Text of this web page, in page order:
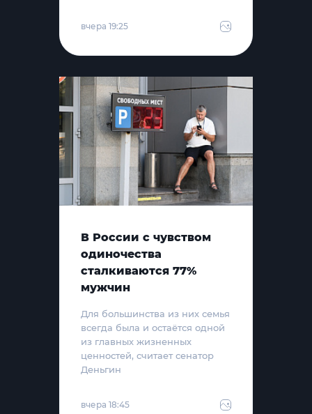
вчера 19:25
В России с чувством
одиночества
сталкиваются 77%
мужчин
Для большинства из них семья
всегда была и остаётся одной
из главных жизненных
ценностей, считает сенатор
Деньгин
вчера 18:45